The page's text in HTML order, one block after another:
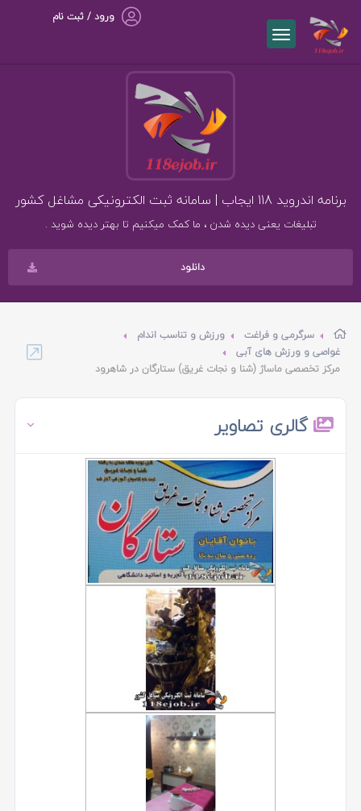
ورود / ثبت نام
برنامه اندروید 118 ایجاب | سامانه ثبت الکترونیکی مشاغل کشور
تبلیغات یعنی دیده شدن ، ما کمک میکنیم تا بهتر دیده شوید .
دانلود
سرگرمی و فراغت
ورزش و تناسب اندام
غواصی و ورزش های آبی
مرکز تخصصی ماساژ (شنا و نجات غریق) ستارگان در شاهرود
گالری تصاویر